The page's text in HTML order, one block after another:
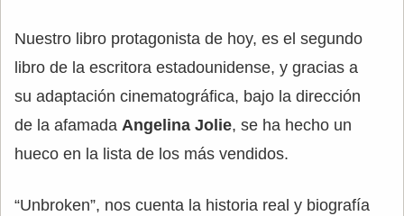
Nuestro libro protagonista de hoy, es el segundo
libro de la escritora estadounidense, y gracias a
su adaptación cinematográfica, bajo la dirección
de la afamada Angelina Jolie, se ha hecho un
hueco en la lista de los más vendidos.
“Unbroken”, nos cuenta la historia real y biografía